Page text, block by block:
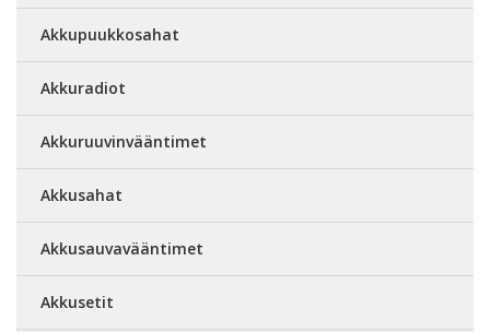
Akkupuukkosahat
Akkuradiot
Akkuruuvinvääntimet
Akkusahat
Akkusauvavääntimet
Akkusetit